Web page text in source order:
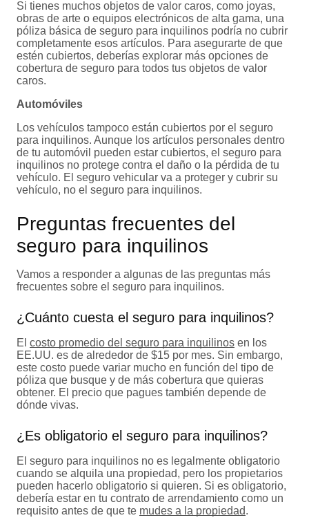
Si tienes muchos objetos de valor caros, como joyas,
obras de arte o equipos electrónicos de alta gama, una
póliza básica de seguro para inquilinos podría no cubrir
completamente esos artículos. Para asegurarte de que
estén cubiertos, deberías explorar más opciones de
cobertura de seguro para todos tus objetos de valor
caros.
Automóviles
Los vehículos tampoco están cubiertos por el seguro
para inquilinos. Aunque los artículos personales dentro
de tu automóvil pueden estar cubiertos, el seguro para
inquilinos no protege contra el daño o la pérdida de tu
vehículo. El seguro vehicular va a proteger y cubrir su
vehículo, no el seguro para inquilinos.
Preguntas frecuentes del
seguro para inquilinos
Vamos a responder a algunas de las preguntas más
frecuentes sobre el seguro para inquilinos.
¿Cuánto cuesta el seguro para inquilinos?
El costo promedio del seguro para inquilinos en los
EE.UU. es de alrededor de $15 por mes. Sin embargo,
este costo puede variar mucho en función del tipo de
póliza que busque y de más cobertura que quieras
obtener. El precio que pagues también depende de
dónde vivas.
¿Es obligatorio el seguro para inquilinos?
El seguro para inquilinos no es legalmente obligatorio
cuando se alquila una propiedad, pero los propietarios
pueden hacerlo obligatorio si quieren. Si es obligatorio,
debería estar en tu contrato de arrendamiento como un
requisito antes de que te mudes a la propiedad.